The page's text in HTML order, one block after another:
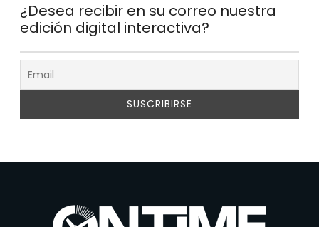
¿Desea recibir en su correo nuestra
edición digital interactiva?